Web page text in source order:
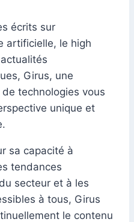
écrits sur
artificielle, le high
Girus, une
technologies vous
unique et
sa capacité à
tendances
secteur et à les
à tous, Girus
le contenu